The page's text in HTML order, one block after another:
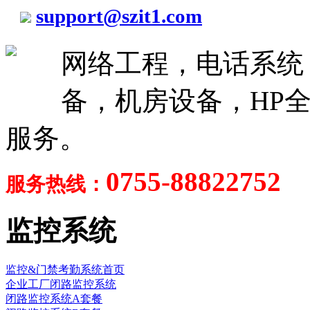
support@szit1.com
网络工程，电话系
备，机房设备，HP
服务。
服务热线： 0755-88822752
监控系统
监控&门禁考勤系统首页
企业工厂闭路监控系统
闭路监控系统A套餐